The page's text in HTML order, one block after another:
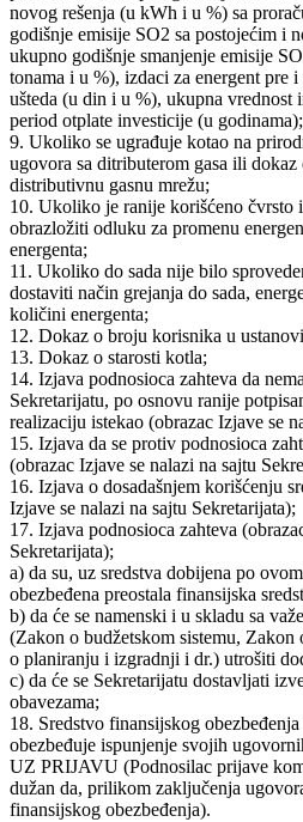
novog rešenja (u kWh i u %) sa
godišnje emisije SO2 sa postojećim i
ukupno godišnje smanjenje emisije
tonama i u %), izdaci za energent pre
ušteda (u din i u %), ukupna vrednost
period otplate investicije (u godinama);
9. Ukoliko se ugrađuje kotao na
ugovora sa ditributerom gasa ili
distributivnu gasnu mrežu;
10. Ukoliko je ranije korišćeno čvrsto
obrazložiti odluku za promenu
energenta;
11. Ukoliko do sada nije bilo
dostaviti način grejanja do sada,
količini energenta;
12. Dokaz o broju korisnika u
13. Dokaz o starosti kotla;
14. Izjava podnosioca zahteva da
Sekretarijatu, po osnovu ranije
realizaciju istekao (obrazac Izjave se
15. Izjava da se protiv podnosioca
(obrazac Izjave se nalazi na sajtu
16. Izjava o dosadašnjem korišćenju
Izjave se nalazi na sajtu Sekretarijata);
17. Izjava podnosioca zahteva
Sekretarijata);
a) da su, uz sredstva dobijena po
obezbeđena preostala finansijska
b) da će se namenski i u skladu sa
(Zakon o budžetskom sistemu,
o planiranju i izgradnji i dr.) utrošiti
c) da će se Sekretarijatu dostavljati
obavezama;
18. Sredstvo finansijskog
obezbeđuje ispunjenje svojih
UZ PRIJAVU (Podnosilac prijave
dužan da, prilikom zaključenja
finansijskog obezbeđenja).